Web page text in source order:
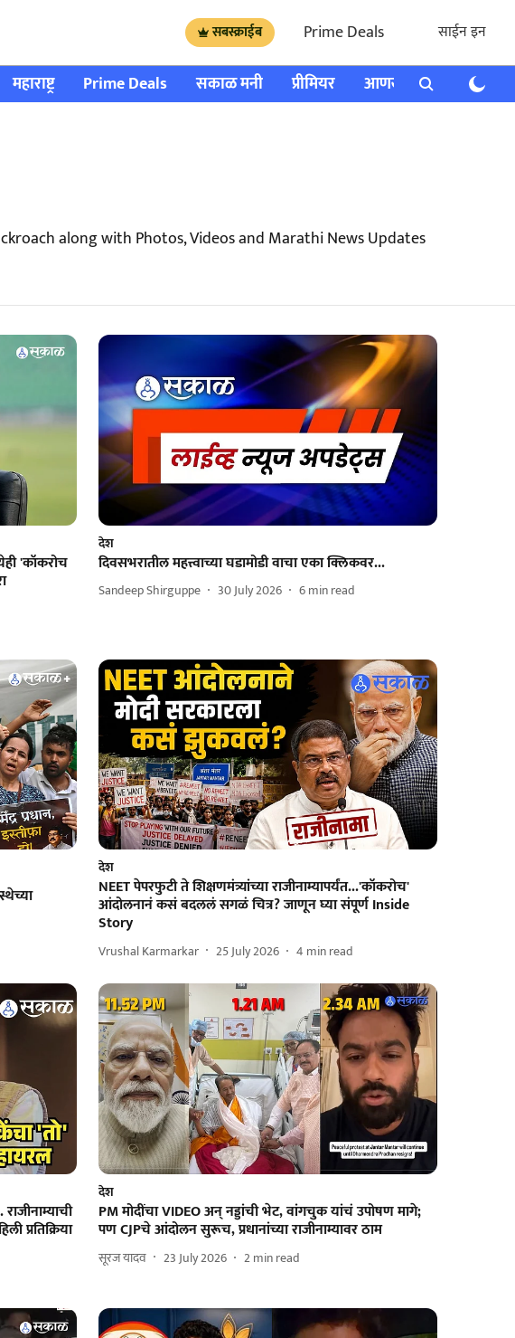
सबस्क्राईब Prime Deals साईन इन
महाराष्ट्र Prime Deals सकाळ मनी प्रीमियर आणखी राशी भविष्य
along with Photos, Videos and Marathi News Updates
'कॉकरोच
देश
दिवसभरातील महत्त्वाच्या घडामोडी वाचा एका क्लिकवर...
Sandeep Shirguppe 30 July 2026 6min read
देश
NEET पेपरफुटी ते शिक्षणमंत्र्यांच्या राजीनाम्यापर्यंत...'कॉकरोच'
आंदोलनानं कसं बदललं सगळं चित्र? जाणून घ्या संपूर्ण Inside
Story
Vrushal Karmarkar 25 July 2026 4 min read
प्रतिक्रिया
देश
PM मोदींचा VIDEO अन् नड्डांची भेट, वांगचुक यांचं उपोषण मागे;
पण CJPचे आंदोलन सुरूच, प्रधानांच्या राजीनाम्यावर ठाम
सूरज यादव 23 July 2026 2min read